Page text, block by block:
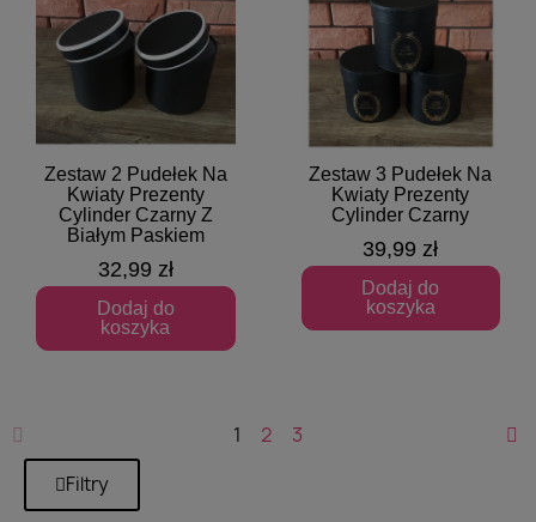
Filtry
Szybki podgląd
Zestaw 2 Pudełek Na
Kwiaty Prezenty
Cylinder Czarny Z
Białym Paskiem
32,99 zł
Dodaj do
koszyka
Szybki podgląd
Zestaw 3 Pudełek Na
Kwiaty Prezenty
Cylinder Czarny
39,99 zł
Dodaj do
koszyka
1 2 3